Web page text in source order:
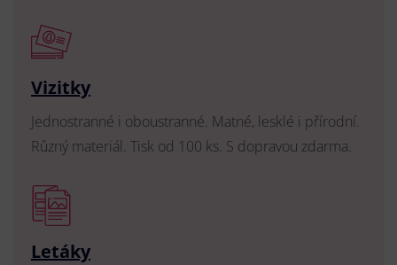
Vizitky
Jednostranné i oboustranné. Matné, lesklé i přírodní.
Různý materiál. Tisk od 100 ks. S dopravou zdarma.
Letáky